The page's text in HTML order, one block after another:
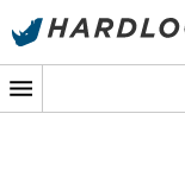
Promos d'été 🔥 -5